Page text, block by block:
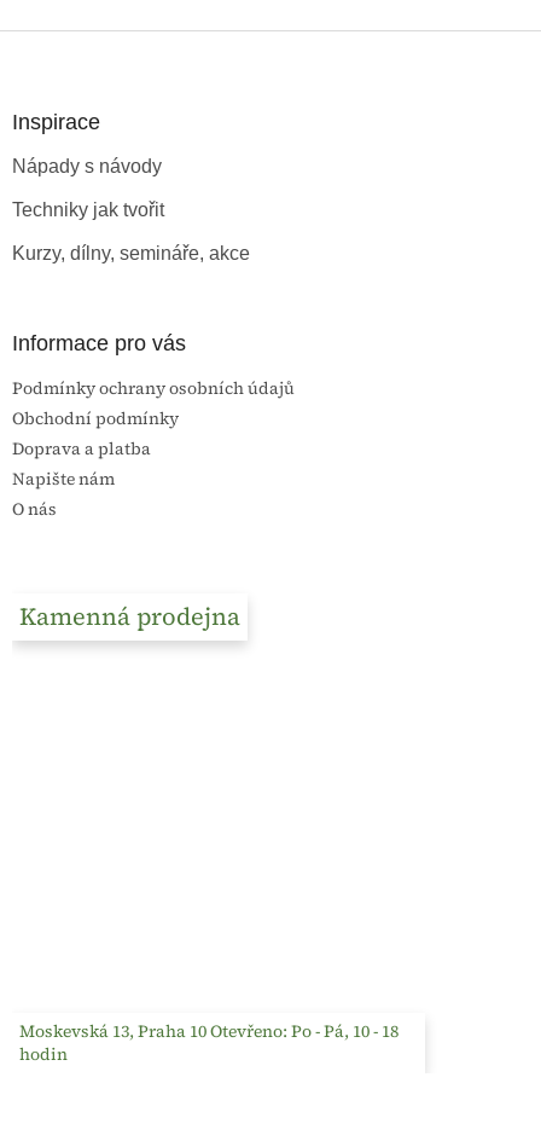
Inspirace
Nápady s návody
Techniky jak tvořit
Kurzy, dílny, semináře, akce
Informace pro vás
Podmínky ochrany osobních údajů
Obchodní podmínky
Doprava a platba
Napište nám
O nás
Kamenná prodejna
Moskevská 13, Praha 10 Otevřeno: Po - Pá, 10 - 18
hodin